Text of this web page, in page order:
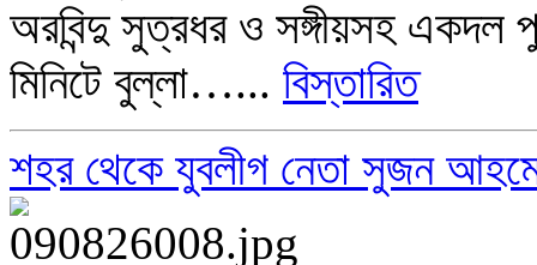
অরবিন্দু সুত্রধর ও সঙ্গীয়সহ একদল
মিনিটে বুল্লা…... বিস্তারিত
শহর থেকে যুবলীগ নেতা সুজন